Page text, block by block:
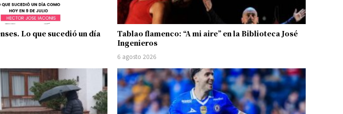
Lo que sucedió un día
Tablao flamenco: “A mi aire” en la Biblioteca José
Ingenieros
6 agosto 2026